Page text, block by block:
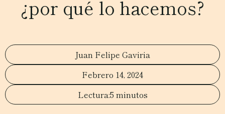
¿por qué lo hacemos?
Juan Felipe Gaviria
Febrero 14, 2024
5 minutos